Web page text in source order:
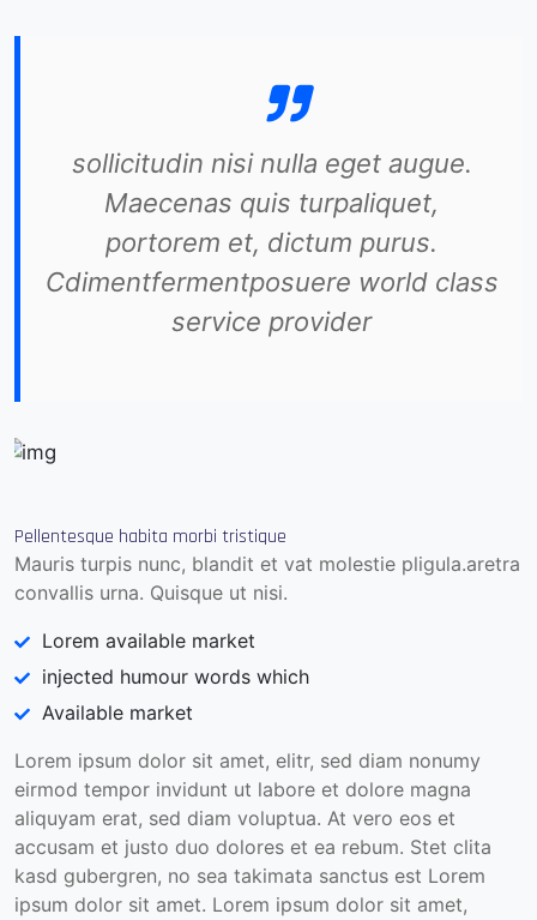
sollicitudin nisi nulla eget augue.
Maecenas quis turpaliquet,
portorem et, dictum purus.
Cdimentfermentposuere world class
service provider
Pellentesque habita morbi tristique
Mauris turpis nunc, blandit et vat molestie pligula.aretra
convallis urna. Quisque ut nisi.
Lorem available market
injected humour words which
Available market
Lorem ipsum dolor sit amet, elitr, sed diam nonumy
eirmod tempor invidunt ut labore et dolore magna
aliquyam erat, sed diam voluptua. At vero eos et
accusam et justo duo dolores et ea rebum. Stet clita
kasd gubergren, no sea takimata sanctus est Lorem
ipsum dolor sit amet. Lorem ipsum dolor sit amet,